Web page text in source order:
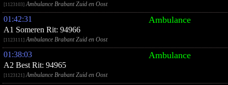
[1123103]Ambulance Brabant Zuid en Oost
01:42:31 Ambulance
A1 Someren Rit: 94966
[1123111]Ambulance Brabant Zuid en Oost
01:38:03 Ambulance
A2 Best Rit: 94965
[1123121]Ambulance Brabant Zuid en Oost